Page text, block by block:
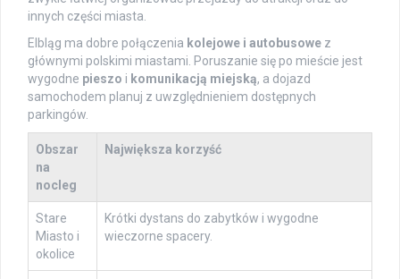
innych części miasta.
Elbląg ma dobre połączenia kolejowe i autobusowe z
głównymi polskimi miastami. Poruszanie się po mieście jest
wygodne pieszo i komunikacją miejską, a dojazd
samochodem planuj z uwzględnieniem dostępnych
parkingów.
Obszar
na
nocleg
Największa korzyść
Stare
Miasto i
okolice
Krótki dystans do zabytków i wygodne
wieczorne spacery.